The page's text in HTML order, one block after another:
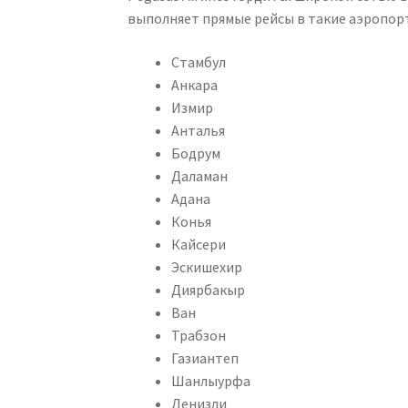
выполняет прямые рейсы в такие
Стамбул
Анкара
Измир
Анталья
Бодрум
Даламан
Адана
Конья
Кайсери
Эскишехир
Диярбакыр
Ван
Трабзон
Газиантеп
Шанлыурфа
Денизли